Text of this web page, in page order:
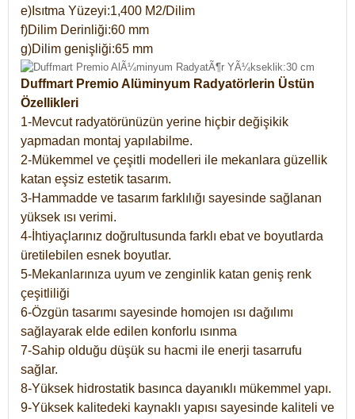
e)Isıtma Yüzeyi:1,400 M2/Dilim
f)Dilim Derinliği:60 mm
g)Dilim genişliği:65 mm
Duffmart Premio Alüminyum Radyatörlerin Üstün
Özellikleri
1-Mevcut radyatörünüzün yerine hiçbir değişikik
yapmadan montaj yapılabilme.
2-Mükemmel ve çeşitli modelleri ile mekanlara güzellik
katan eşsiz estetik tasarım.
3-Hammadde ve tasarım farklılığı sayesinde sağlanan
yüksek ısı verimi.
4-İhtiyaçlarınız doğrultusunda farklı ebat ve boyutlarda
üretilebilen esnek boyutlar.
5-Mekanlarınıza uyum ve zenginlik katan geniş renk
çeşitliliği
6-Özgün tasarımı sayesinde homojen ısı dağılımı
sağlayarak elde edilen konforlu ısınma
7-Sahip olduğu düşük su hacmi ile enerji tasarrufu
sağlar.
8-Yüksek hidrostatik basınca dayanıklı mükemmel yapı.
9-Yüksek kalitedeki kaynaklı yapısı sayesinde kaliteli ve